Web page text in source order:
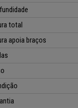
total
apoia braços